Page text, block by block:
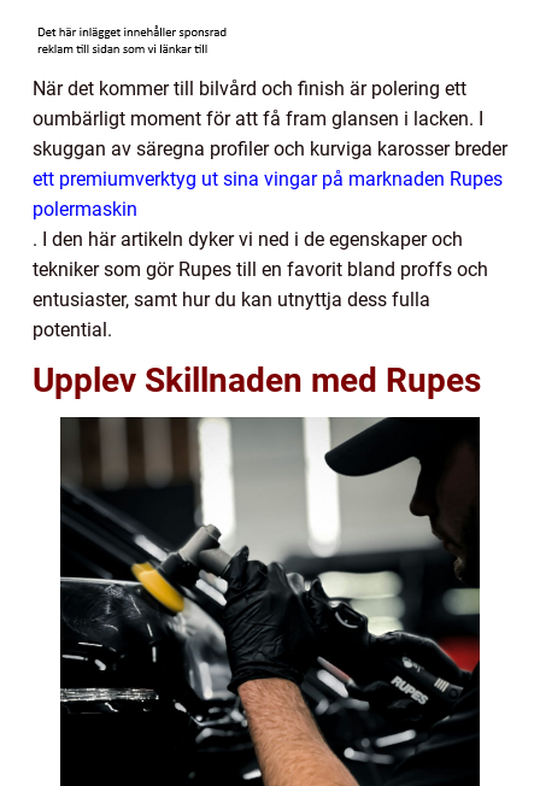
När det kommer till bilvård och finish är polering ett
oumbärligt moment för att få fram glansen i lacken. I
skuggan av säregna profiler och kurviga karosser breder
ett premiumverktyg ut sina vingar på marknaden Rupes
polermaskin
. I den här artikeln dyker vi ned i de egenskaper och
tekniker som gör Rupes till en favorit bland proffs och
entusiaster, samt hur du kan utnyttja dess fulla
potential.
Upplev Skillnaden med Rupes